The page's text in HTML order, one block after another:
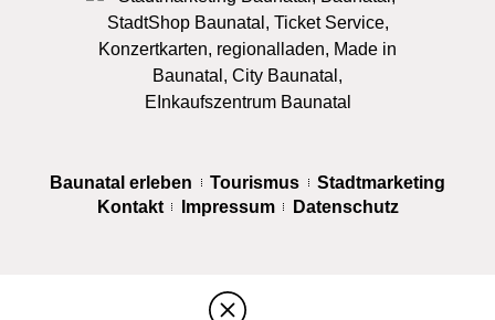
Baunatal erleben Tourismus
Stadtmarketing
Kontakt
Impressum Datenschutz